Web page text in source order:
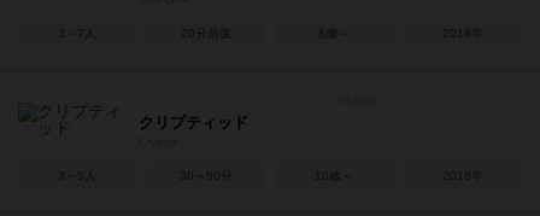
3～7人 20分前後 8歳～ 2018年
クリプティッド
3～5人 30～50分 10歳～ 2018年